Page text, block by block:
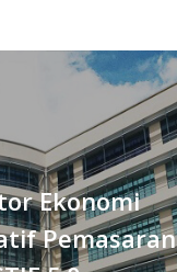
Ekonomi
Pemasaran